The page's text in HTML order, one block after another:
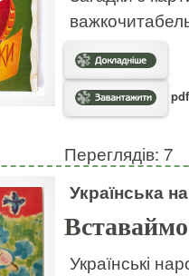
Переглядів: 7
Українська
Українські